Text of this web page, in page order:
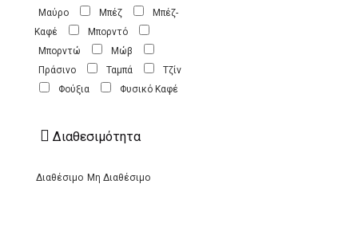
Μαύρο
Μπέζ
Μπέζ-
Καφέ
Μπορντό
Μπορντώ
Μώβ
Πράσινο
Ταμπά
Τζίν
Φούξια
Φυσικό Καφέ
Διαθεσιμότητα
Διαθέσιμο Μη Διαθέσιμο